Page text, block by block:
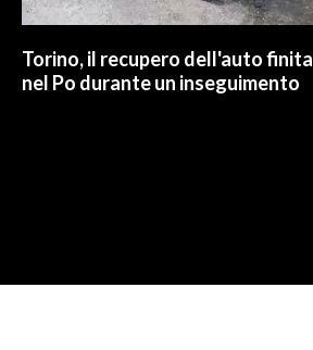
Torino, il recupero dell'auto finita
nel Po durante un inseguimento